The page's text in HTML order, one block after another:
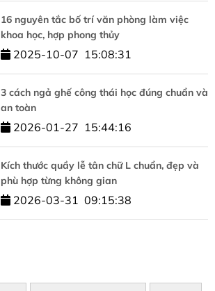
16 nguyên tắc bố trí văn phòng làm việc
khoa học, hợp phong thủy
2025-10-07 15:08:31
3 cách ngả ghế công thái học đúng chuẩn và
an toàn
2026-01-27 15:44:16
Kích thước quầy lễ tân chữ L chuẩn, đẹp và
phù hợp từng không gian
2026-03-31 09:15:38